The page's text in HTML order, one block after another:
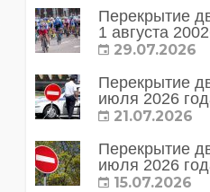
Перекрытие
1 августа
29.07.2026
Перекрытие
июля 2026
21.07.2026
Перекрытие
июля 2026
15.07.2026